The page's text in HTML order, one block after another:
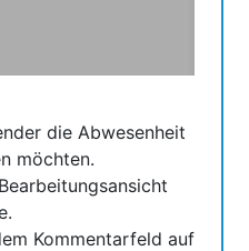
die Abwesenheit
möchten.
Kommentarfeld auf